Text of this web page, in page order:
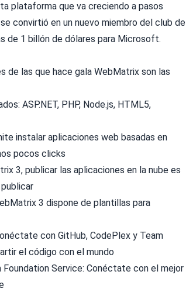
plataforma que va creciendo a pasos
convirtió en un nuevo miembro del club de
de 1 billón de dólares para Microsoft.
de las que hace gala WebMatrix son las
ASP.NET, PHP, Node.js, HTML5,
instalar aplicaciones web basadas en
pocos clicks
3, publicar las aplicaciones en la nube es
3 dispone de plantillas para
con GitHub, CodePlex y Team
el código con el mundo
Service: Conéctate con el mejor